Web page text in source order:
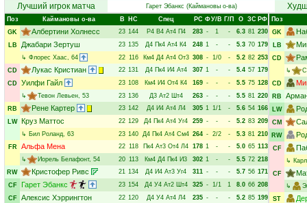
Лучший игрок матча
Гарет Эбанкс (Каймановы о-ва)
Поз Каймановы о-ва В НC Спец РC ФУ/В Г/П О ЗС РФ
GK
Албертини Холнесс 23 144 Р4 В4 Ат4 П4 283 - 1 - 6.3 81 230
LB
Джабари Зертуш 23 135 Д4 Пк4 Ат4 К4 248 1 - - 5.3 70 179
↳ Флорес Хаас, 64 22 116 Км4 Д4 Ат4 От3 308 - 1/0 - 5.2 82 253
CD
Лукас Кристиан 22 131 Д4 Пк4 И4 Ат4 307 1 - - 5.4 57 179
CD Уилфи Гайл 23 108 Км4 И4 От4 К4 169 - - - 5.5 75 128
↳
Тевон Левьен, 53 23 136 Д3 Ат2 Шт4 263 - - - 5.5 81 220
RB
Рене Картер 23 142 Д4 И4 Ат4 Л4 305 1 1/1 - 5.6 54 166
LW Круз Маттос 22 129 Д4 Пк4 Ат4 Уг4 259 - - - 5.2 83 209
↳ Бил Роланд, 63 23 140 Д4 Пк4 Ат4 См4 264 - 2/2 - 5.3 81 210
FR
Альфа Мена 22 118 Пк4 Ат3 От4 Л4 178 1 - - 5.0 65 113
↳
Иорель Белафонт, 54 20 113 Км4 Д4 Пк4 И3 302 1 - - 5.5 72 218
RW
Кристофер Ривс 21 134 Д4 И4 Ат3 Уг4 311 - - - 5.7 56 171
CF
Гарет Эбанкс 23 154 Д4 У4 Ат2 Шт4 325 - 1/1 1 8.0 66 208
CF
Алексис Хэррингтон 22 120 Д4 У4 Ат4 Л4 235 - - - 5.2 85 199
Поз
GK
LB
CD
↳
CD
RB
LW
CM
RW
CF
↳
CF
↳
ST